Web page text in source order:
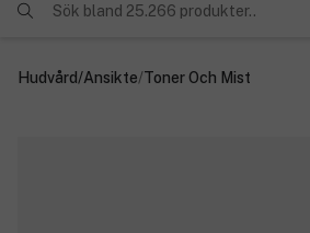
Sök bland 25.266 produkter..
Hudvård/Ansikte/Toner Och Mist